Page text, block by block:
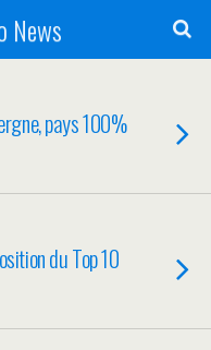
News
pays 100%
du Top 10